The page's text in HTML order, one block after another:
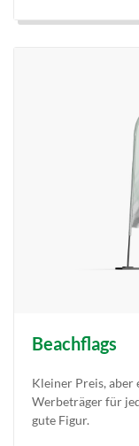
Beachflags
Kleiner Preis, aber
Werbeträger für
gute Figur.